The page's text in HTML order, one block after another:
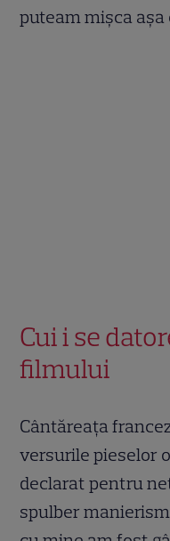
puteam mișca așa
Cui i se
filmului
Cântăreața
versurile pieselor
declarat pentru
spulber